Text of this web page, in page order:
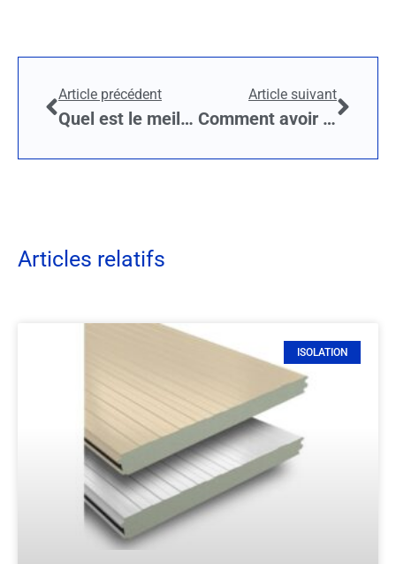
Article précédent
Quel est le meilleur isolant thermique ?
Article suivant
Comment avoir une meilleure isolation grâce au démoussage de toitures ?
Articles relatifs
ISOLATION